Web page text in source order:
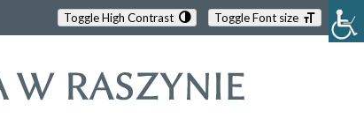
Toggle High Contrast Toggle Font size